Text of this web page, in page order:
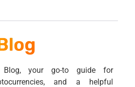
your go-to guide for
and a helpful